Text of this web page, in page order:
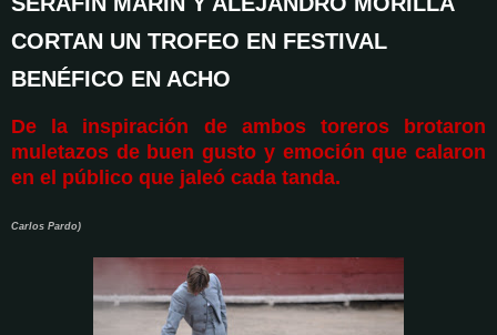
CORTAN UN TROFEO EN FESTIVAL
BENÉFICO EN ACHO
De la inspiración de ambos toreros brotaron
muletazos de buen gusto y emoción que calaron
en el público que jaleó cada tanda.
Carlos Pardo)